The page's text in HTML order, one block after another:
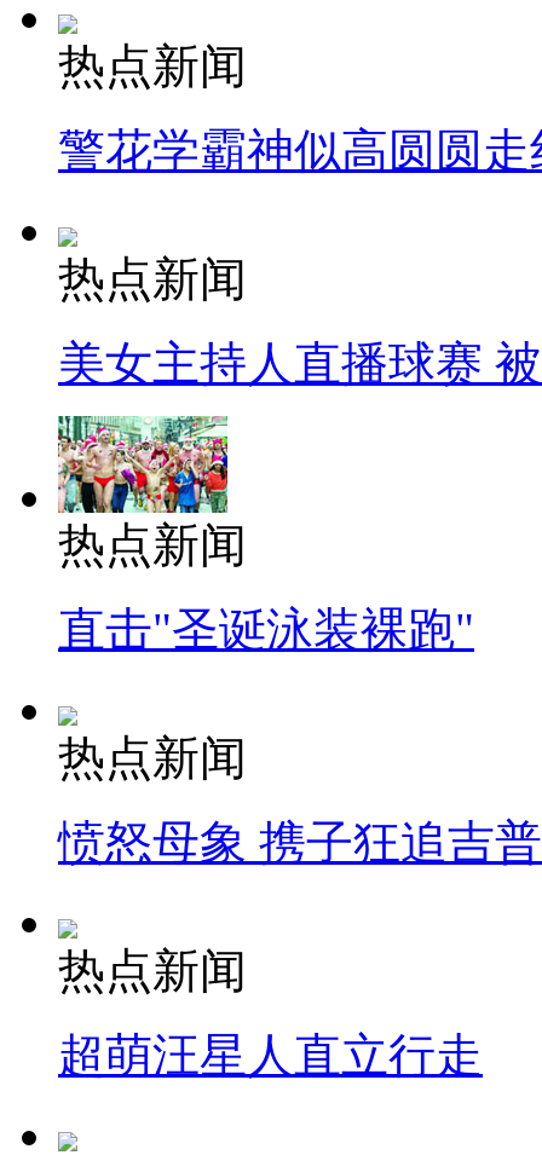
热点新闻
警花学霸神似高圆圆走
热点新闻
美女主持人直播球赛
热点新闻
直击"圣诞泳装裸跑"
热点新闻
愤怒母象 携子狂追吉
热点新闻
超萌汪星人直立行走